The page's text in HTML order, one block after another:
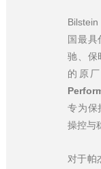
国最具
驰、保
的原
专为保
操控与
对于帕